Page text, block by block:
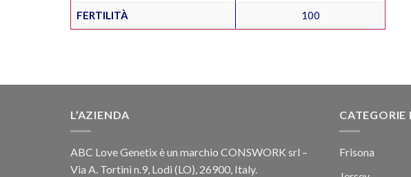
FERTILITÀ 100
L’AZIENDA
ABC Love Genetix è un marchio CONSWORK srl –
Via A. Tortini n.9, Lodi (LO), 26900, Italy.
CATEGORIE
Frisona